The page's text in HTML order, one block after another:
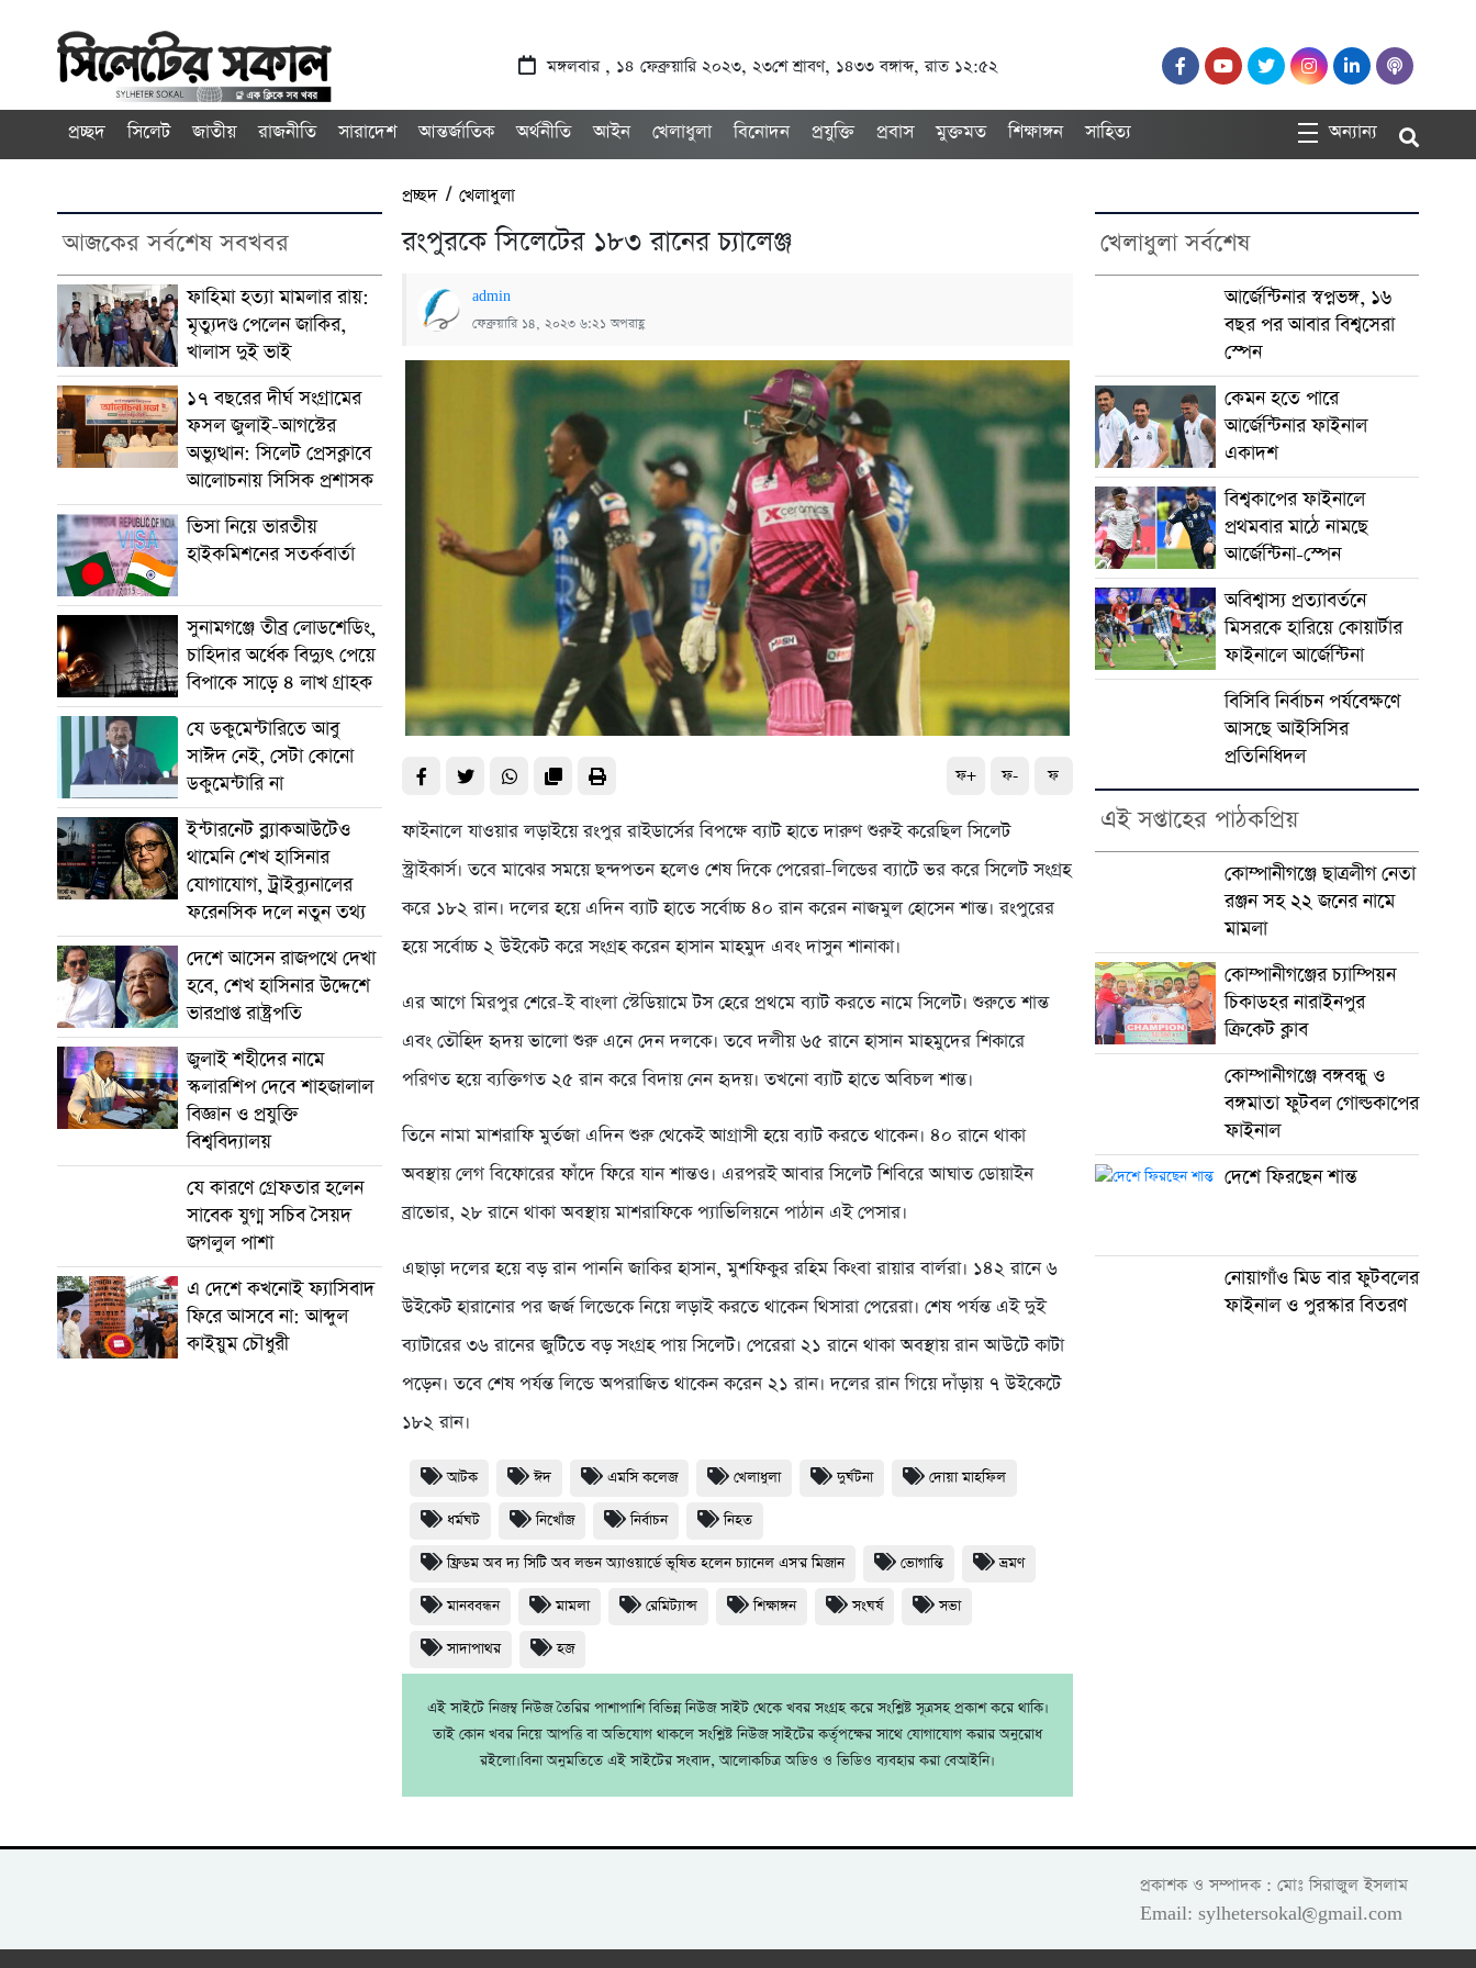
মঙ্গলবার , ১৪ ফেব্রুয়ারি ২০২৩, ২৩শে শ্রাবণ, ১৪৩৩ বঙ্গাব্দ, রাত ১২:৫২
প্রচ্ছদ সিলেট জাতীয় রাজনীতি সারাদেশ আন্তর্জাতিক অর্থনীতি আইন খেলাধুলা বিনোদন প্রযুক্তি প্রবাস মুক্তমত শিক্ষাঙ্গন সাহিত্য অন্যান্য
আজকের সর্বশেষ সবখবর
ফাহিমা হত্যা মামলার রায়:
মৃত্যুদণ্ড পেলেন জাকির,
খালাস দুই ভাই
১৭ বছরের দীর্ঘ সংগ্রামের
ফসল জুলাই-আগস্টের
অভ্যুত্থান: সিলেট প্রেসক্লাবে
আলোচনায় সিসিক প্রশাসক
ভিসা নিয়ে ভারতীয়
হাইকমিশনের সতর্কবার্তা
সুনামগঞ্জে তীব্র লোডশেডিং,
চাহিদার অর্ধেক বিদ্যুৎ পেয়ে
বিপাকে সাড়ে ৪ লাখ গ্রাহক
যে ডকুমেন্টারিতে আবু
সাঈদ নেই, সেটা কোনো
ডকুমেন্টারি না
ইন্টারনেট ব্ল্যাকআউটেও
থামেনি শেখ হাসিনার
যোগাযোগ, ট্রাইব্যুনালের
ফরেনসিক দলে নতুন তথ্য
দেশে আসেন রাজপথে দেখা
হবে, শেখ হাসিনার উদ্দেশে
ভারপ্রাপ্ত রাষ্ট্রপতি
জুলাই শহীদের নামে
স্কলারশিপ দেবে শাহজালাল
বিজ্ঞান ও প্রযুক্তি
বিশ্ববিদ্যালয়
যে কারণে গ্রেফতার হলেন
সাবেক যুগ্ম সচিব সৈয়দ
জগলুল পাশা
এ দেশে কখনোই ফ্যাসিবাদ
ফিরে আসবে না: আব্দুল
কাইয়ুম চৌধুরী
প্রচ্ছদ/খেলাধুলা
রংপুরকে সিলেটের ১৮৩ রানের চ্যালেঞ্জ
admin
ফেব্রুয়ারি ১৪, ২০২৩ ৬:২১ অপরাহ্ণ
ফ+ ফ- ফ
ফাইনালে যাওয়ার লড়াইয়ে রংপুর রাইডার্সের বিপক্ষে ব্যাট হাতে দারুণ শুরুই করেছিল সিলেট
স্ট্রাইকার্স। তবে মাঝের সময়ে ছন্দপতন হলেও শেষ দিকে পেরেরা-লিন্ডের ব্যাটে ভর করে সিলেট সংগ্রহ
করে ১৮২ রান। দলের হয়ে এদিন ব্যাট হাতে সর্বোচ্চ ৪০ রান করেন নাজমুল হোসেন শান্ত। রংপুরের
হয়ে সর্বোচ্চ ২ উইকেট করে সংগ্রহ করেন হাসান মাহমুদ এবং দাসুন শানাকা।
এর আগে মিরপুর শেরে-ই বাংলা স্টেডিয়ামে টস হেরে প্রথমে ব্যাট করতে নামে সিলেট। শুরুতে শান্ত
এবং তৌহিদ হৃদয় ভালো শুরু এনে দেন দলকে। তবে দলীয় ৬৫ রানে হাসান মাহমুদের শিকারে
পরিণত হয়ে ব্যক্তিগত ২৫ রান করে বিদায় নেন হৃদয়। তখনো ব্যাট হাতে অবিচল শান্ত।
তিনে নামা মাশরাফি মুর্তজা এদিন শুরু থেকেই আগ্রাসী হয়ে ব্যাট করতে থাকেন। ৪০ রানে থাকা
অবস্থায় লেগ বিফোরের ফাঁদে ফিরে যান শান্তও। এরপরই আবার সিলেট শিবিরে আঘাত ডোয়াইন
ব্রাভোর, ২৮ রানে থাকা অবস্থায় মাশরাফিকে প্যাভিলিয়নে পাঠান এই পেসার।
এছাড়া দলের হয়ে বড় রান পাননি জাকির হাসান, মুশফিকুর রহিম কিংবা রায়ার বার্লরা। ১৪২ রানে ৬
উইকেট হারানোর পর জর্জ লিন্ডেকে নিয়ে লড়াই করতে থাকেন থিসারা পেরেরা। শেষ পর্যন্ত এই দুই
ব্যাটারের ৩৬ রানের জুটিতে বড় সংগ্রহ পায় সিলেট। পেরেরা ২১ রানে থাকা অবস্থায় রান আউটে কাটা
পড়েন। তবে শেষ পর্যন্ত লিন্ডে অপরাজিত থাকেন করেন ২১ রান। দলের রান গিয়ে দাঁড়ায় ৭ উইকেটে
১৮২ রান।
আটক ঈদ এমসি কলেজ খেলাধুলা দুর্ঘটনা দোয়া মাহফিল
ধর্মঘট নিখোঁজ নির্বাচন নিহত
ফ্রিডম অব দ্য সিটি অব লন্ডন অ্যাওয়ার্ডে ভূষিত হলেন চ্যানেল এস'র মিজান ভোগান্তি ভ্রমণ
মানববন্ধন মামলা রেমিট্যান্স শিক্ষাঙ্গন সংঘর্ষ সভা
সাদাপাথর হজ
এই সাইটে নিজম্ব নিউজ তৈরির পাশাপাশি বিভিন্ন নিউজ সাইট থেকে খবর সংগ্রহ করে সংশ্লিষ্ট সূত্রসহ প্রকাশ করে থাকি।
তাই কোন খবর নিয়ে আপত্তি বা অভিযোগ থাকলে সংশ্লিষ্ট নিউজ সাইটের কর্তৃপক্ষের সাথে যোগাযোগ করার অনুরোধ
রইলো।বিনা অনুমতিতে এই সাইটের সংবাদ, আলোকচিত্র অডিও ও ভিডিও ব্যবহার করা বেআইনি।
খেলাধুলা সর্বশেষ
আর্জেন্টিনার স্বপ্নভঙ্গ, ১৬
বছর পর আবার বিশ্বসেরা
স্পেন
কেমন হতে পারে
আর্জেন্টিনার ফাইনাল
একাদশ
বিশ্বকাপের ফাইনালে
প্রথমবার মাঠে নামছে
আর্জেন্টিনা-স্পেন
অবিশ্বাস্য প্রত্যাবর্তনে
মিসরকে হারিয়ে কোয়ার্টার
ফাইনালে আর্জেন্টিনা
বিসিবি নির্বাচন পর্যবেক্ষণে
আসছে আইসিসির
প্রতিনিধিদল
এই সপ্তাহের পাঠকপ্রিয়
কোম্পানীগঞ্জে ছাত্রলীগ নেতা
রঞ্জন সহ ২২ জনের নামে
মামলা
কোম্পানীগঞ্জের চ্যাম্পিয়ন
চিকাডহর নারাইনপুর
ক্রিকেট ক্লাব
কোম্পানীগঞ্জে বঙ্গবন্ধু ও
বঙ্গমাতা ফুটবল গোল্ডকাপের
ফাইনাল
দেশে ফিরছেন শান্ত
নোয়াগাঁও মিড বার ফুটবলের
ফাইনাল ও পুরস্কার বিতরণ
প্রকাশক ও সম্পাদক : মোঃ সিরাজুল ইসলাম
Email: sylhetersokal@gmail.com